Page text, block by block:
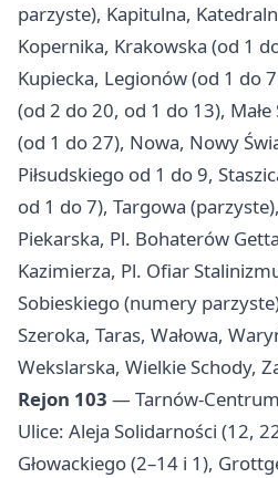
parzyste), Kapitulna,
Kopernika, Krakowska (od 1
Kupiecka, Legionów (od 1 do
(od 2 do 20, od 1 do 13),
(od 1 do 27), Nowa, Nowy
Piłsudskiego od 1 do 9,
od 1 do 7), Targowa
Piekarska, Pl. Bohaterów
Kazimierza, Pl. Ofiar
Sobieskiego (numery
Szeroka, Taras, Wałowa,
Wekslarska, Wielkie Schody,
Rejon 103 — Tarnów-
Ulice: Aleja Solidarności (12,
Głowackiego (2–14 i 1),